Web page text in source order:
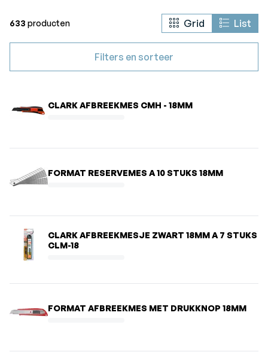
633 producten Grid List
Filters en sorteer
CLARK AFBREEKMES CMH - 18MM
FORMAT RESERVEMES A 10 STUKS 18MM
CLARK AFBREEKMESJE ZWART 18MM A 7 STUKS
CLM-18
FORMAT AFBREEKMES MET DRUKKNOP 18MM